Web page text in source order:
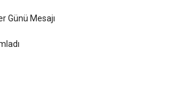
Günü Mesajı